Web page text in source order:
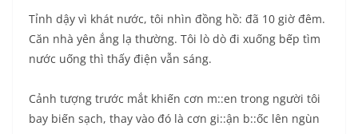
Tỉnh dậy vì khát nước, tôi nhìn đồng hồ: đã 10 giờ đêm.
Căn nhà yên ắng lạ thường. Tôi lò dò đi xuống bếp tìm
nước uống thì thấy điện vẫn sáng.
Cảnh tượng trước mắt khiến cơn m::en trong người tôi
bay biến sạch, thay vào đó là cơn gi::ận b::ốc lên ngùn